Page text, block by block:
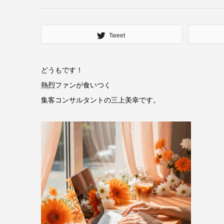
Tweet
どうもです！
熱烈ファンが食いつく
集客コンサルタントの三上美幸です。